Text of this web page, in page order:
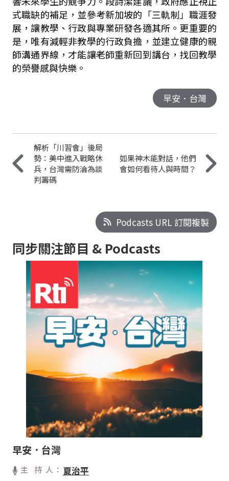
式職缺的補足，並參考新加坡的「三軌制」職涯發
展，讓教學、行政與專業研發各適其所。更重要的
是，唯有減輕非教學的行政負擔，並建立健康的親
師溝通界線，才能讓老師重新回到講台，找回教學
的榮譽感與快樂。
早安．台灣
解析「川習會」後局
勢：美中進入戰略休
兵，台灣需防淪為談
判籌碼
如果神木能對話，他們
會如何看待人與時間？
Podcasts URL 訂閱複製
同步關注節目 & Podcasts
早安．台灣
主 持 人： 夏治平